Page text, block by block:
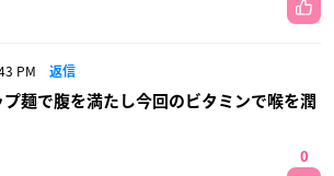
PM 返信
麺で腹を満たし今回のビタミンで喉を潤
0